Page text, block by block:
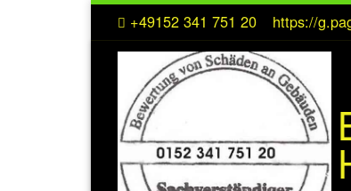
Zum Inhalt springen+49152 341 751 20 https://